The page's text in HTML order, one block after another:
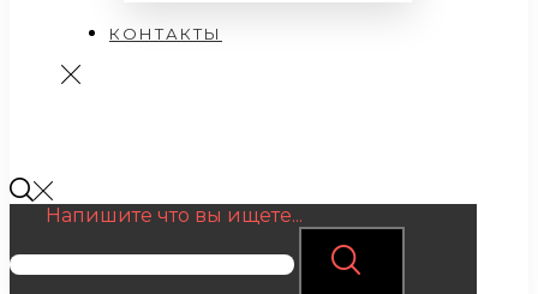
КОНТАКТЫ
Напишите что вы ищете...